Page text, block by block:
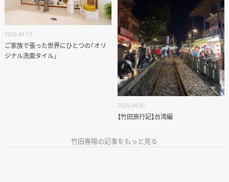
ANATA.
EVENT
WORKS
ABOUT US
STAFF BLOG
RECRUIT
資料請求
2026.04.13
ご家族で張った世界にひとつの「オリ
ジナル洗面タイル」
2026.04.05
【竹田旅行記】台湾編
竹田春陽の記事をもっと見る